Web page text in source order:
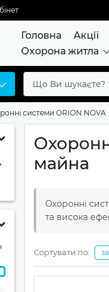
Головна Акції
Охорона житла
системи ORION NOVA
майна
Охоронні
та висока
Сортувати по: